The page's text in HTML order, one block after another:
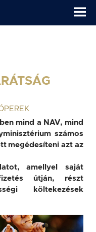
mind a NAV, mind
számos
megédesíteni azt az
amellyel saját
útján, részt
költekezések